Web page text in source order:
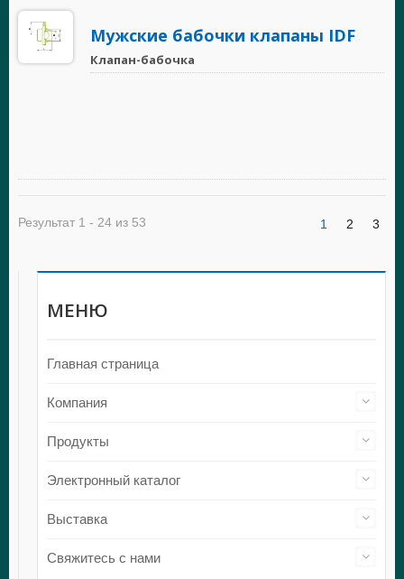
Мужские бабочки клапаны IDF
Клапан-бабочка
Результат 1 - 24 из 53 1 2 3
МЕНЮ
Главная страница
Компания
Продукты
Электронный каталог
Выставка
Свяжитесь с нами